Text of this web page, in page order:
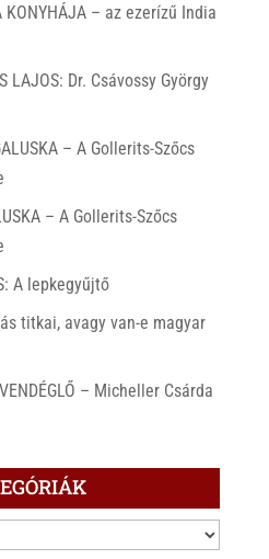
KONYHÁJA – az ezerízű India
LAJOS: Dr. Csávossy György
– A Gollerits-Szőcs
– A Gollerits-Szőcs
A lepkegyűjtő
titkai, avagy van-e magyar
– Micheller Csárda